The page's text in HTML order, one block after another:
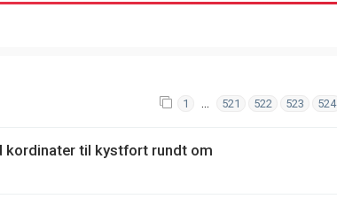
1 … 521 522 523 524
kordinater til kystfort rundt om